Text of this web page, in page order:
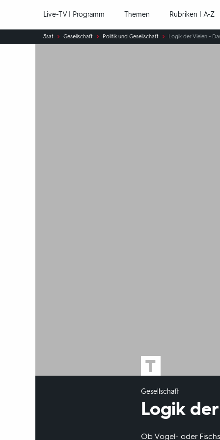
Live-TV | Programm Themen Rubriken | A-Z
Sie
sind
3sat Gesellschaft Politik und Gesellschaft Logik der Vielen -
Gesellschaft
Logik
Ob Vogel- oder